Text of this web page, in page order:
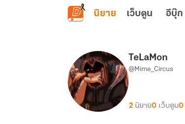
ข้ามไปยังเนื้อหาหลัก
นิยาย เว็บตูน อีบุ๊ก
TeLaMon
@Mime_Circus
2 นิยาย0 เว็บตูน0